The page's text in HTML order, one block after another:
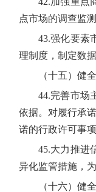
点市场的调查监
43.强化要素
理制度，制定数
（十五）健
44.完善市场
依据。对履行承
诺的行政许可事
45.大力推进
异化监管措施，
（十六）健